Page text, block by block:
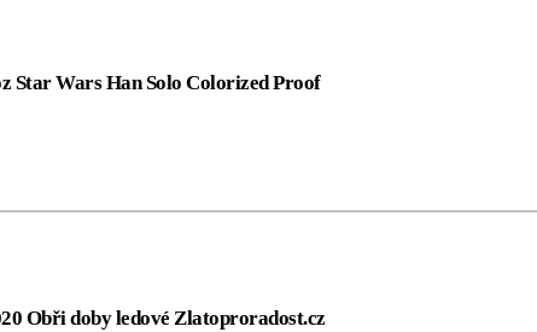
Star Wars Han Solo Colorized Proof
Obři doby ledové Zlatoproradost.cz